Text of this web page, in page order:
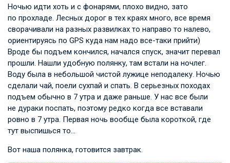
Ночью идти хоть и с фонарями, плохо видно, зато
по прохладе. Лесных дорог в тех краях много, все время
сворачивали на разных развилках то направо то налево,
ориентируясь по GPS куда нам надо все-таки прийти)
Вроде бы подъем кончился, начался спуск, значит перевал
прошли. Нашли удобную полянку, там встали на ночлег.
Воду была в небольшой чистой лужице неподалеку. Ночью
сделали чай, поели сухпай и спать. В серьезных походах
подъем обычно в 7 утра и даже раньше. У нас все были
не дураки поспать, поэтому редко когда все вставали
ровно в 7 утра. Первая ночь вообще была короткой, где
тут выспишься то…
Вот наша полянка, готовится завтрак.